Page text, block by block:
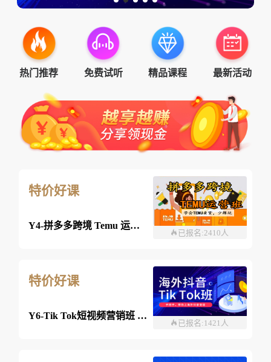
热门推荐 免费试听 精品课程 最新活动
特价好课
Y4-拼多多跨境 Temu 运营班-26年08月08日（双师）
已报名:2410人
特价好课
Y6-Tik Tok短视频营销班 2026年8月03日 （线上）
已报名:1421人